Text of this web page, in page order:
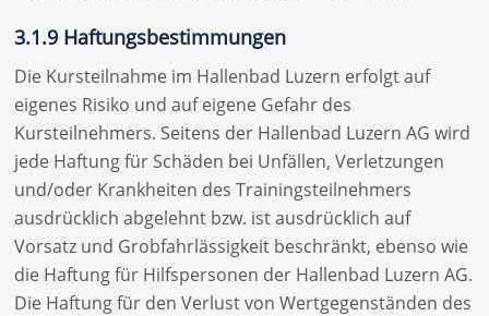
3.1.9 Haftungsbestimmungen
Die Kursteilnahme im Hallenbad Luzern erfolgt auf
eigenes Risiko und auf eigene Gefahr des
Kursteilnehmers. Seitens der Hallenbad Luzern AG wird
jede Haftung für Schäden bei Unfällen, Verletzungen
und/oder Krankheiten des Trainingsteilnehmers
ausdrücklich abgelehnt bzw. ist ausdrücklich auf
Vorsatz und Grobfahrlässigkeit beschränkt, ebenso wie
die Haftung für Hilfspersonen der Hallenbad Luzern AG.
Die Haftung für den Verlust von Wertgegenständen des